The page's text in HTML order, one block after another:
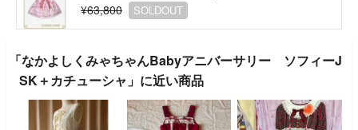
¥63,800
SOLDOUT
「なかよしくみゃちゃんBabyアニバーサリー ソフィーJ
SK＋カチューシャ」に近い商品